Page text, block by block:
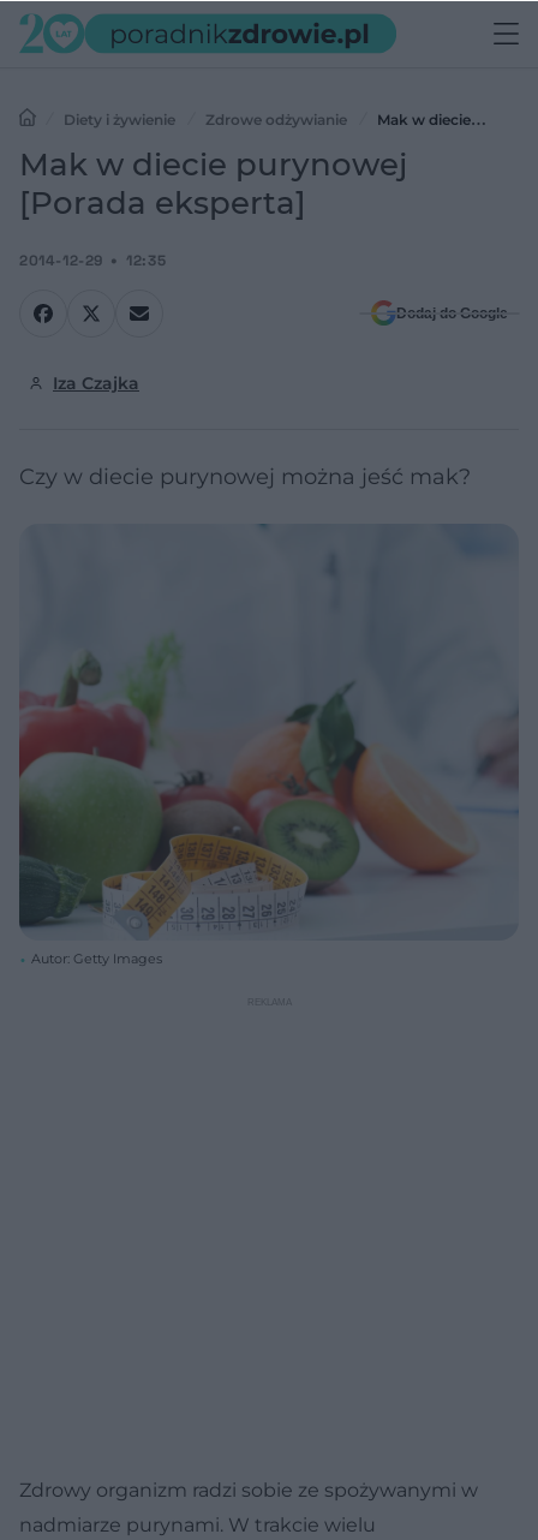
Diety i żywienie Zdrowe odżywianie
Mak w diecie
purynowej [Porada eksperta]
Mak w diecie purynowej
[Porada eksperta]
2014-12-29 12:35
Dodaj do Google
Iza Czajka
Czy w diecie purynowej można jeść mak?
Autor: Getty Images
Zdrowy organizm radzi sobie ze spożywanymi w
nadmiarze purynami. W trakcie wielu